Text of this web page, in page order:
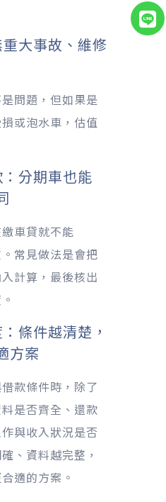
大事故、維修
問題，但如果是
或泡水車，估值
分期車也能
車貸就不能
常見做法是會把
計算，最後核出
條件越清楚，
方案
款條件時，除了
是否齊全、還款
與收入狀況是否
、資料越完整，
適的方案。